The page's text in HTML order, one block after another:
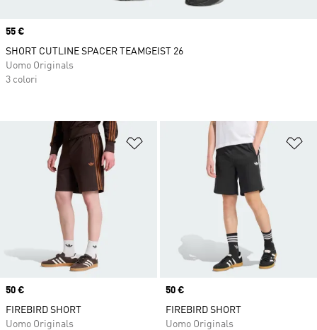
Aggiungi alla lista dei desideri
Price
50 €
FIREBIRD SHORT
Uomo Originals
Price
50 €
FIREBIRD SHORT
Uomo Originals
Price
55 €
SHORT CUTLINE SPACER TEAMGEIST 26
Uomo Originals
3 colori